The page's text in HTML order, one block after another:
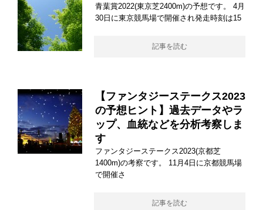
青葉賞2022(東京芝2400m)の予想です。 4月
30日に東京競馬場で開催され発走時刻は15
記事を読む
【ファンタジーステークス2023
の予想ヒント】過去データやラ
ップ、血統などを分析考察しま
す
ファンタジーステークス2023(京都芝
1400m)の考察です。 11月4日に京都競馬場
で開催さ
記事を読む